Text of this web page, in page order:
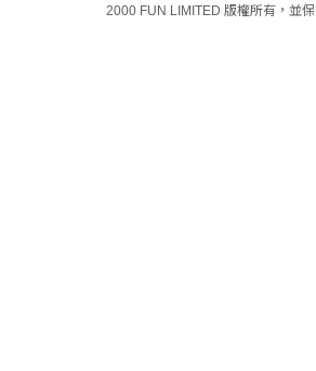
2000 FUN LIMITED 版權所有，並保